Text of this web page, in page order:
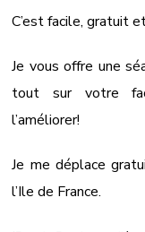
C’est facile, gratuit
Je vous offre une
tout sur votre
l’améliorer!
Je me déplace
l’Ile de France.